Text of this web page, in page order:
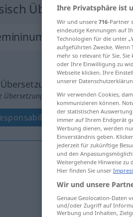
Übersetzung
Übersetzung anklicken/antippen)
fardo
Ihre Privatsphäre ist
Wir und unsere 716-Partner
eindeutige Kennungen auf
Technologien für die unter
aufgeführten Zwecke.
mehr so relevant für Sie.
oder Ihre Einwilligung zu
Webseite klicken. Ihre
unserer
Wir verwenden Cookies,
kommunizieren können.
der statistischen
immer auf Ihrem Endgerät
Werbung dienen, werden
Einverständnis geben.
jederzeit für zukünftige
und den
Weitergehende Hinweise zu
Hier finden Sie unser
Wir und unsere
Genaue Geolocation-Daten
und/oder Zugriff auf
Werbung und Inhalten,